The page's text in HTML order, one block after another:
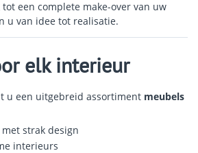
een complete make-over van uw
van idee tot realisatie.
elk interieur
u een uitgebreid assortiment meubels
strak design
interieurs